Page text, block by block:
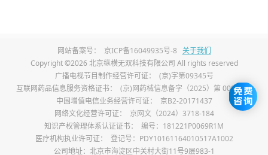
强，会直接损伤胃黏膜，加重胃部炎症，胃
炎患者即使在稳定期，也不可食用生芒果。
胃炎患者吃水果需要遵循温和适量、对症选
择的原则，优先选择苹果、蒸梨、木瓜等性
质温和、易消化的水果。食用水果尽量选择
网站备案号： 京ICP备16049935号-8 关于我们
Copyright ©2026 北京纵横无双科技有限公司 All rights reserved
广播电视节目制作经营许可证：
(京)字第09345号
互联网药品信息服务资格证书：
(京)网药械信息备字（2025）第 00017 号
中国增值电信业务经营许可证：
京B2-20171437
网络文化经营许可证：
京网文（2024）3718-184
知识产权管理体系认证证书：
编号：181221P0069R1M
医疗机构执业许可证：
登记号：PDY10161164010517A1002
公司地址：北京市海淀区中关村大街11号9层983-1